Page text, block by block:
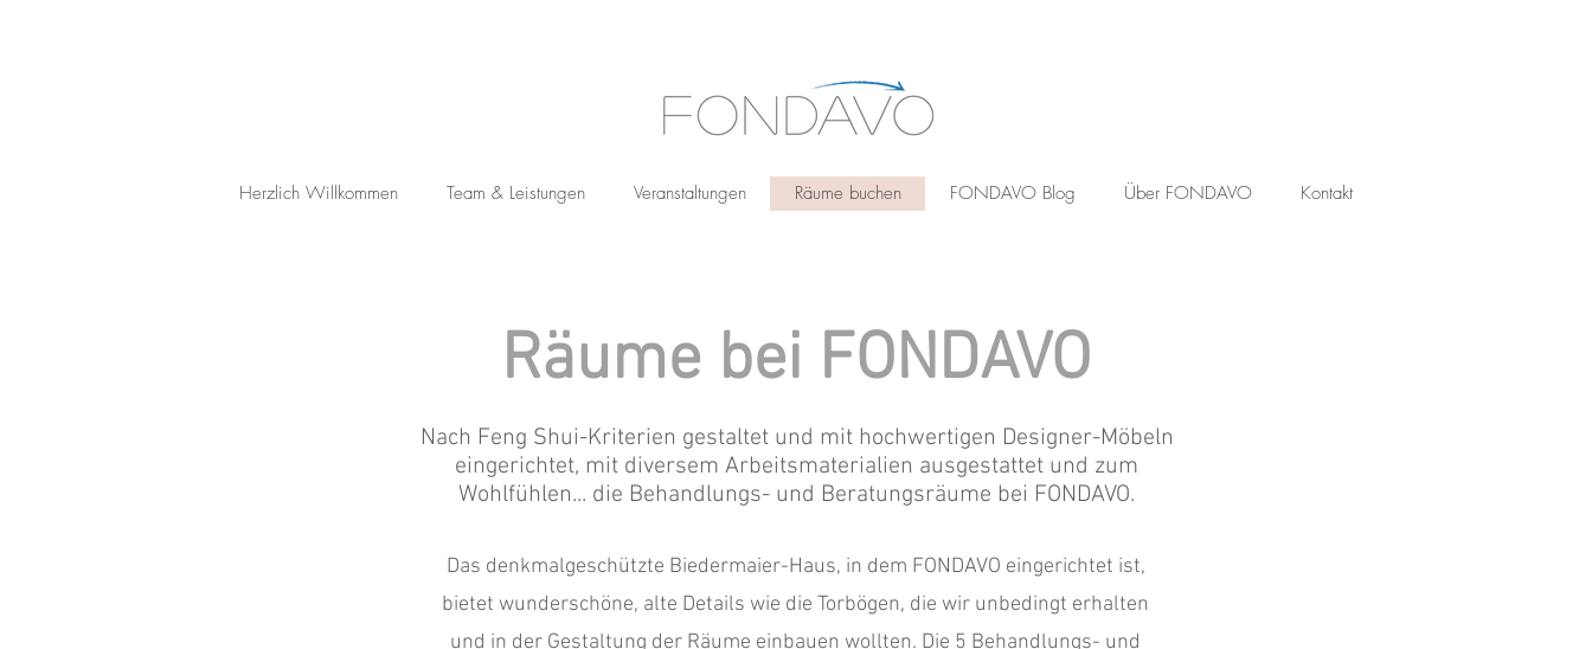
Herzlich Willkommen Team & Leistungen Veranstaltungen Räume buchen FONDAVO Blog Über FONDAVO Kontakt
Räume bei FONDAVO
Nach Feng Shui-Kriterien gestaltet und mit hochwertigen Designer-Möbeln
eingerichtet, mit diversem Arbeitsmaterialien ausgestattet und zum
Wohlfühlen... die Behandlungs- und Beratungsräume bei FONDAVO.
Das denkmalgeschützte Biedermaier-Haus, in dem FONDAVO eingerichtet ist,
bietet wunderschöne, alte Details wie die Torbögen, die wir unbedingt erhalten
und in der Gestaltung der Räume einbauen wollten. Die 5 Behandlungs- und